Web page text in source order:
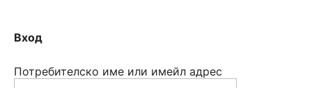
Вход
Потребителско име или имейл адрес